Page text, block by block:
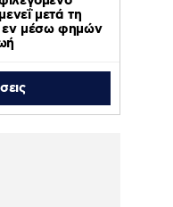
μετά τη
εν μέσω φημών